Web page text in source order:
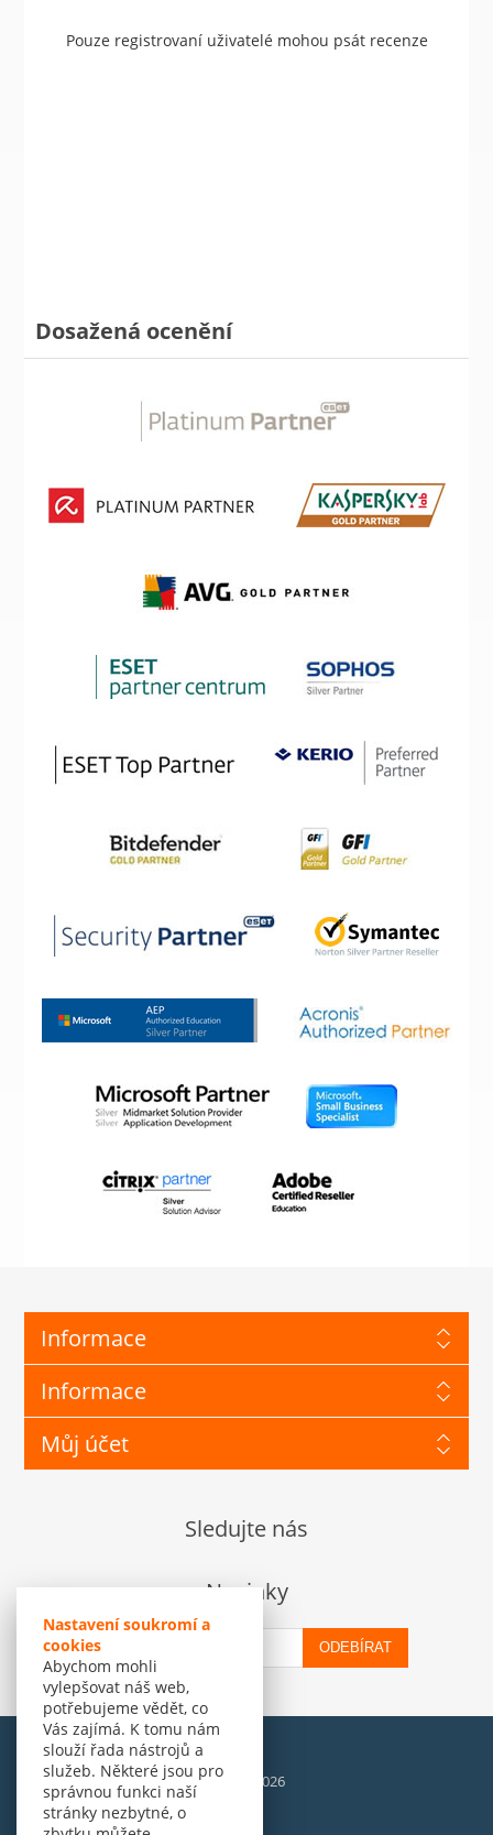
Nastavení soukromí a
cookies
Abychom mohli
vylepšovat náš web,
potřebujeme vědět, co
Vás zajímá. K tomu nám
slouží řada nástrojů a
služeb. Některé jsou pro
správnou funkci naší
stránky nezbytné, o
Pouze registrovaní uživatelé mohou psát recenze
Dosažená ocenění
Informace
Informace
Můj účet
Sledujte nás
Novinky
ODEBÍRAT
© Amenit Software Solutions, 1998 - 2026
Powered bynopCommerce